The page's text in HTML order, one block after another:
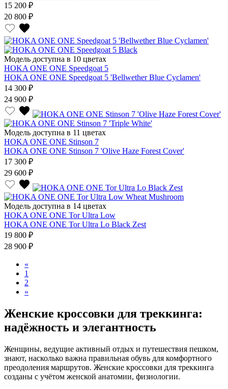
15 200 ₽
20 800 ₽
Модель доступна в 10 цветах
HOKA ONE ONE Speedgoat 5
HOKA ONE ONE Speedgoat 5 'Bellwether Blue Cyclamen'
14 300 ₽
24 900 ₽
Модель доступна в 11 цветах
HOKA ONE ONE Stinson 7
HOKA ONE ONE Stinson 7 'Olive Haze Forest Cover'
17 300 ₽
29 600 ₽
Модель доступна в 14 цветах
HOKA ONE ONE Tor Ultra Low
HOKA ONE ONE Tor Ultra Lo Black Zest
19 800 ₽
28 900 ₽
«
1
2
»
Женские кроссовки для треккинга:
надёжность и элегантность
Женщины, ведущие активный отдых и путешествия пешком,
знают, насколько важна правильная обувь для комфортного
преодоления маршрутов. Женские кроссовки для треккинга
созданы с учётом женской анатомии, физиологии.